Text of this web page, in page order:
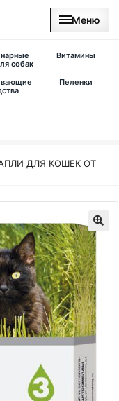
Меню
собак
Витамины
Пеленки
ДЛЯ КОШЕК ОТ